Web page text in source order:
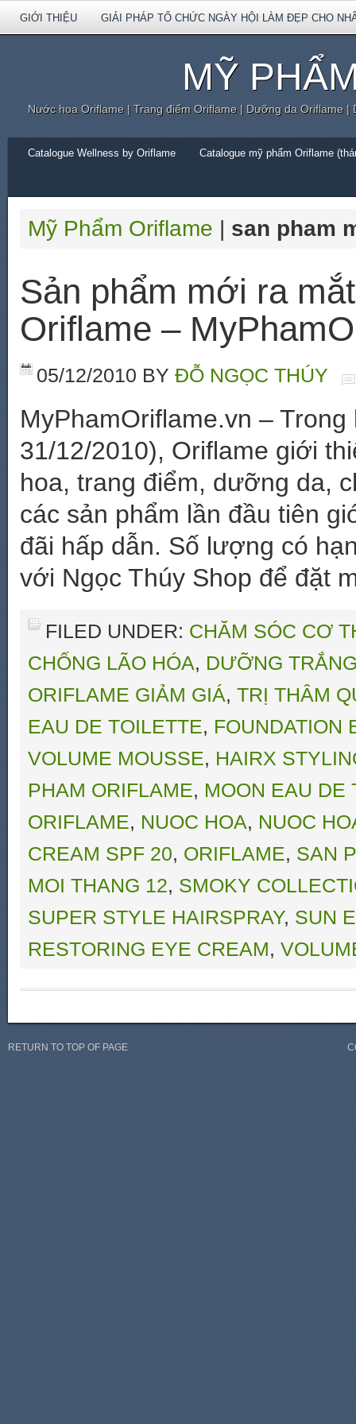
GIỚI THIỆU GIẢI PHÁP TỔ CHỨC NGÀY HỘI LÀM ĐẸP CHO
MỸ
Nước hoa Oriflame | Trang điểm Oriflame | Dưỡng da Oriflame
Catalogue Wellness by Oriflame Catalogue mỹ phẩm Oriflame
Mỹ Phẩm Oriflame | san pham
Sản phẩm mới ra
Oriflame –
05/12/2010 BY ĐỖ NGỌC THÚY
MyPhamOriflame.vn –
31/12/2010), Oriflame giới
hoa, trang điểm, dưỡng da,
các sản phẩm lần đầu tiên
đãi hấp dẫn. Số lượng có
với Ngọc Thúy Shop để đặt
FILED UNDER: CHĂM SÓC CƠ
CHỐNG LÃO HÓA, DƯỠNG
ORIFLAME GIẢM GIÁ, TRỊ THÂM
EAU DE TOILETTE, FOUNDATION
VOLUME MOUSSE, HAIRX
PHAM ORIFLAME, MOON EAU DE
ORIFLAME, NUOC HOA, NUOC
CREAM SPF 20, ORIFLAME, SAN
MOI THANG 12, SMOKY
SUPER STYLE HAIRSPRAY, SUN
RESTORING EYE CREAM,
RETURN TO TOP OF PAGE